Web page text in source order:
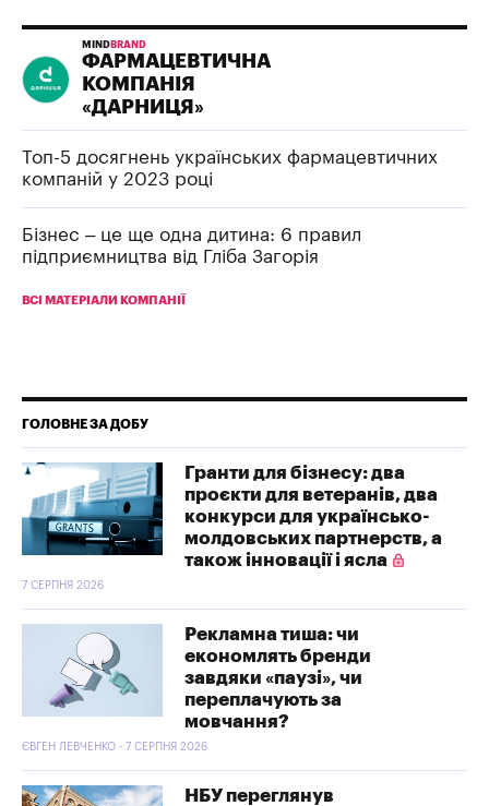
MIND BRAND
ФАРМАЦЕВТИЧНА
КОМПАНІЯ
«ДАРНИЦЯ»
Топ-5 досягнень українських фармацевтичних
компаній у 2023 році
Бізнес – це ще одна дитина: 6 правил
підприємництва від Гліба Загорія
ВСІ МАТЕРІАЛИ КОМПАНІЇ
ГОЛОВНЕ ЗА ДОБУ
Гранти для бізнесу: два
проєкти для ветеранів, два
конкурси для українсько-
молдовських партнерств, а
також інновації і ясла
7 СЕРПНЯ 2026
Рекламна тиша: чи
економлять бренди
завдяки «паузі», чи
переплачують за
мовчання?
ЄВГЕН ЛЕВЧЕНКО - 7 СЕРПНЯ 2026
НБУ переглянув